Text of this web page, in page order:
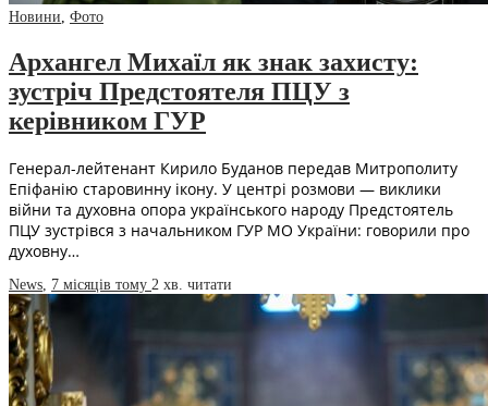
Новини, Фото
Архангел Михаїл як знак захисту:
зустріч Предстоятеля ПЦУ з
керівником ГУР
Генерал-лейтенант Кирило Буданов передав Митрополиту
Епіфанію старовинну ікону. У центрі розмови — виклики
війни та духовна опора українського народу Предстоятель
ПЦУ зустрівся з начальником ГУР МО України: говорили про
духовну…
News, 7 місяців тому 2 хв. читати